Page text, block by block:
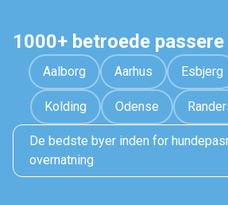
1000+ betroede
Aalborg Aarhus Esbjerg
Kolding Odense
De bedste byer inden for
overnatning